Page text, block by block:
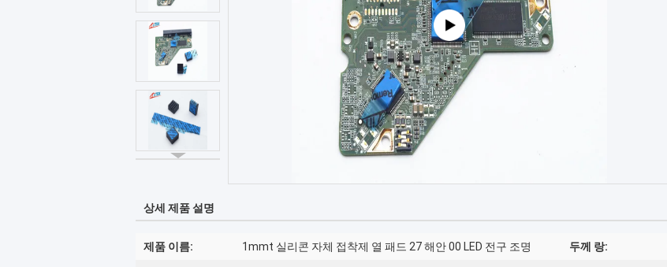
상세 제품 설명
제품 이름: 1mmt 실리콘 자체 접착제 열 패드 27 해안 00 LED 전구 조명 두께 랑: